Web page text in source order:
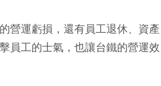
營運虧損，還有員工退休、資產
員工的士氣，也讓台鐵的營運效